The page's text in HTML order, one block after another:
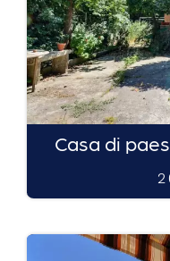
Casa di